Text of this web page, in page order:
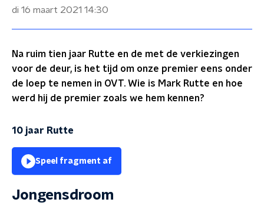
di 16 maart 2021 14:30
Na ruim tien jaar Rutte en de met de verkiezingen
voor de deur, is het tijd om onze premier eens onder
de loep te nemen in OVT. Wie is Mark Rutte en hoe
werd hij de premier zoals we hem kennen?
10 jaar Rutte
Speel fragment af
Jongensdroom